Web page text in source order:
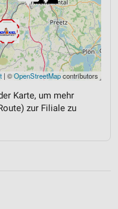
| ©OpenStreetMapcontributors
Karte, um mehr
zur Filiale zu